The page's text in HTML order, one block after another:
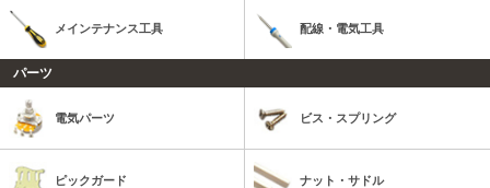
メインテナンス工具 配線・電気工具
パーツ
電気パーツ ビス・スプリング
ピックガード ナット・サドル